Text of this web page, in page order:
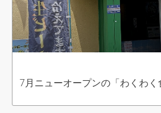
7月ニューオープンの「わくわく